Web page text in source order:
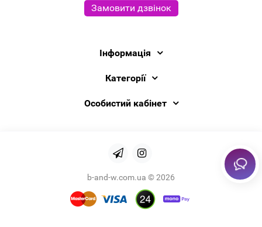
Замовити дзвінок
Інформація
Категорії
Особистий кабінет
b-and-w.com.ua © 2026